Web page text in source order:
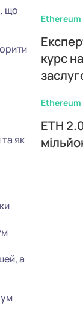
що
як
а
Ethereum
курс
Ethereum
ETH